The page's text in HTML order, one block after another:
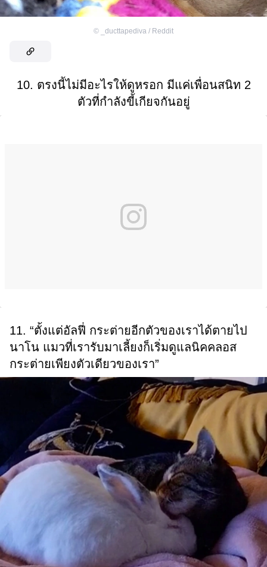
© _ducttapediva / Reddit
10. ตรงนี้ไม่มีอะไรให้ดูหรอก มีแค่เพื่อนสนิท 2
ตัวที่กำลังขี้เกียจกันอยู่
11. “ตั้งแต่อัลฟี่ กระต่ายอีกตัวของเราได้ตายไป
นาโน แมวที่เรารับมาเลี้ยงก็เริ่มดูแลนิคคลอส
กระต่ายเพียงตัวเดียวของเรา”